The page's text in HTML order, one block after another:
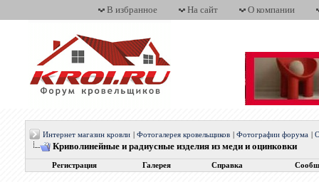
В избранное На сайт О компании
Интернет магазин кровли Фотогалерея кровельщиков Фотографии форума
Криволинейные и радиусные изделия из меди и оцинковки
Регистрация Галерея Справка